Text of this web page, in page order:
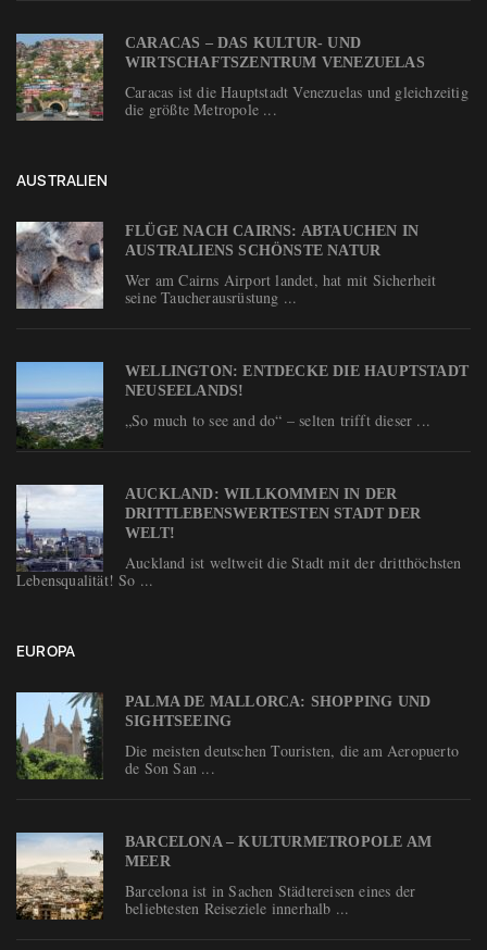
CARACAS – DAS KULTUR- UND
WIRTSCHAFTSZENTRUM VENEZUELAS
Caracas ist die Hauptstadt Venezuelas und gleichzeitig
die größte Metropole ...
AUSTRALIEN
FLÜGE NACH CAIRNS: ABTAUCHEN IN
AUSTRALIENS SCHÖNSTE NATUR
Wer am Cairns Airport landet, hat mit Sicherheit
seine Taucherausrüstung ...
WELLINGTON: ENTDECKE DIE HAUPTSTADT
NEUSEELANDS!
„So much to see and do“ – selten trifft dieser ...
AUCKLAND: WILLKOMMEN IN DER
DRITTLEBENSWERTESTEN STADT DER
WELT!
Auckland ist weltweit die Stadt mit der dritthöchsten
Lebensqualität! So ...
EUROPA
PALMA DE MALLORCA: SHOPPING UND
SIGHTSEEING
Die meisten deutschen Touristen, die am Aeropuerto
de Son San ...
BARCELONA – KULTURMETROPOLE AM
MEER
Barcelona ist in Sachen Städtereisen eines der
beliebtesten Reiseziele innerhalb ...